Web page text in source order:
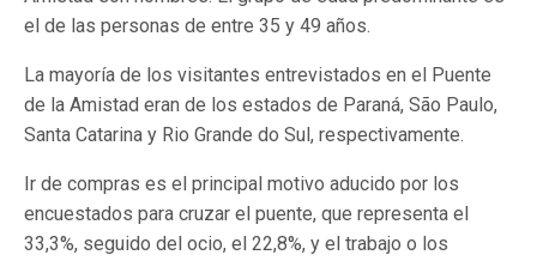
el de las personas de entre 35 y 49 años.
La mayoría de los visitantes entrevistados en el Puente
de la Amistad eran de los estados de Paraná, São Paulo,
Santa Catarina y Rio Grande do Sul, respectivamente.
Ir de compras es el principal motivo aducido por los
encuestados para cruzar el puente, que representa el
33,3%, seguido del ocio, el 22,8%, y el trabajo o los